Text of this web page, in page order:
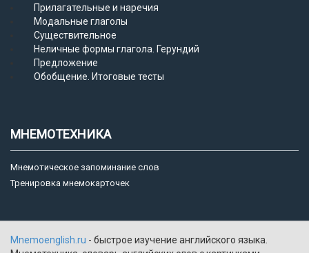
Прилагательные и наречия
Модальные глаголы
Существительное
Неличные формы глагола. Герундий
Предложение
Обобщение. Итоговые тесты
МНЕМОТЕХНИКА
Мнемотическое запоминание слов
Тренировка мнемокарточек
Mnemoenglish.ru - быстрое изучение английского языка.